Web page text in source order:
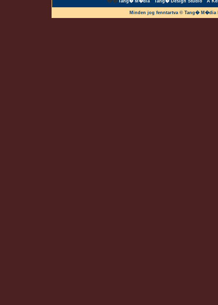
Tang� M�dia Tang� Design Studio A
Minden jog fenntartva © Tang�